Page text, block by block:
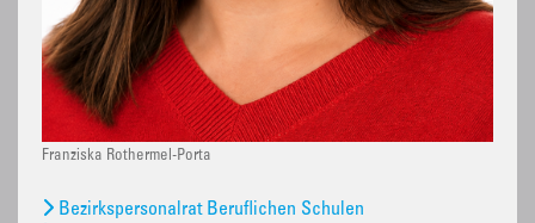
Franziska Rothermel-Porta
Bezirkspersonalrat Beruflichen Schulen